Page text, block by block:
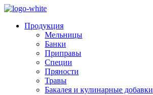
Продукция
Мельницы
Банки
Приправы
Специи
Пряности
Травы
Бакалея и кулинарные добавки